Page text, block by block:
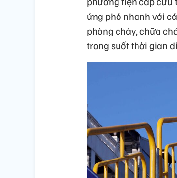
ứng phó nhanh với
phòng cháy, chữa
trong suốt thời gian